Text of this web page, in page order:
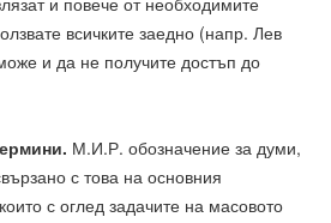
всичките заедно (напр. Лев
и да не получите достъп до
М.И.Р. обозначение за думи,
с това на основния
с оглед задачите на масовото